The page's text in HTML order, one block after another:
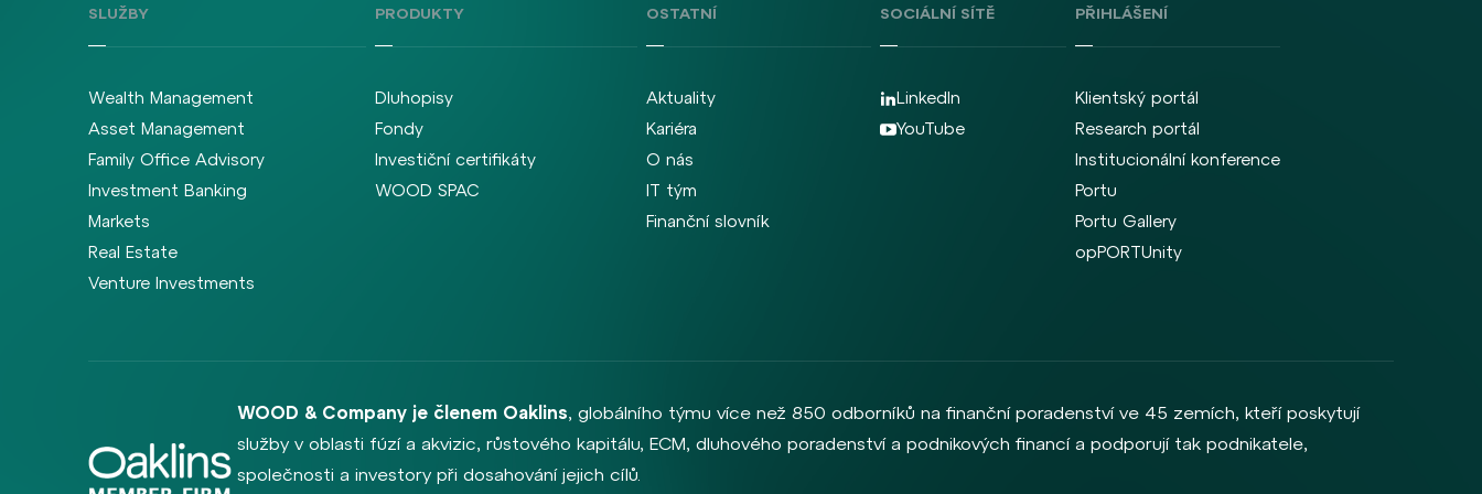
SLUŽBY
Wealth Management
Asset Management
Family Office Advisory
Investment Banking
Markets
Real Estate
Venture Investments
PRODUKTY
Dluhopisy
Fondy
Investiční certifikáty
WOOD SPAC
OSTATNÍ
Aktuality
Kariéra
O nás
IT tým
Finanční slovník
SOCIÁLNÍ SÍTĚ
LinkedIn
YouTube
PŘIHLÁŠENÍ
Klientský portál
Research portál
Institucionální konference
Portu
Portu Gallery
opPORTUnity
WOOD & Company je členem Oaklins, globálního týmu více než 850 odborníků na finanční poradenství ve 45 zemích, kteří poskytují
služby v oblasti fúzí a akvizic, růstového kapitálu, ECM, dluhového poradenství a podnikových financí a podporují tak podnikatele,
společnosti a investory při dosahování jejich cílů.